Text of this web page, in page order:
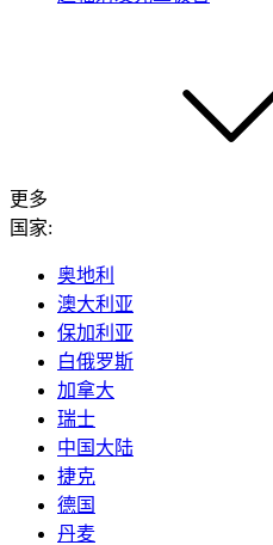
更多
国家:
奥地利
澳大利亚
保加利亚
白俄罗斯
加拿大
瑞士
中国大陆
捷克
德国
丹麦